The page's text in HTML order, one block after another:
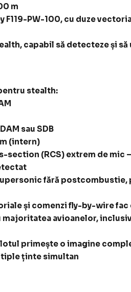
m
F119-PW-100, cu duze
capabil să detecteze și
stealth:
sau SDB
(intern)
section (RCS) extrem de mic
fără postcombustie,
și comenzi fly-by-wire fac
avioanelor,
primește o imagine
ținte simultan